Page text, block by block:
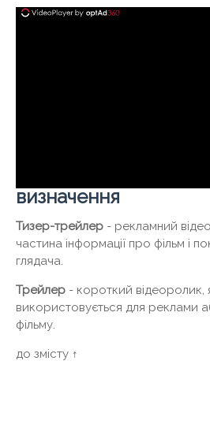
визначення
Тизер-трейлер - рекламний
частина інформації про фільм і
глядача.
Трейлер - короткий відеоролик,
використовується для реклами
фільму.
до змісту ↑